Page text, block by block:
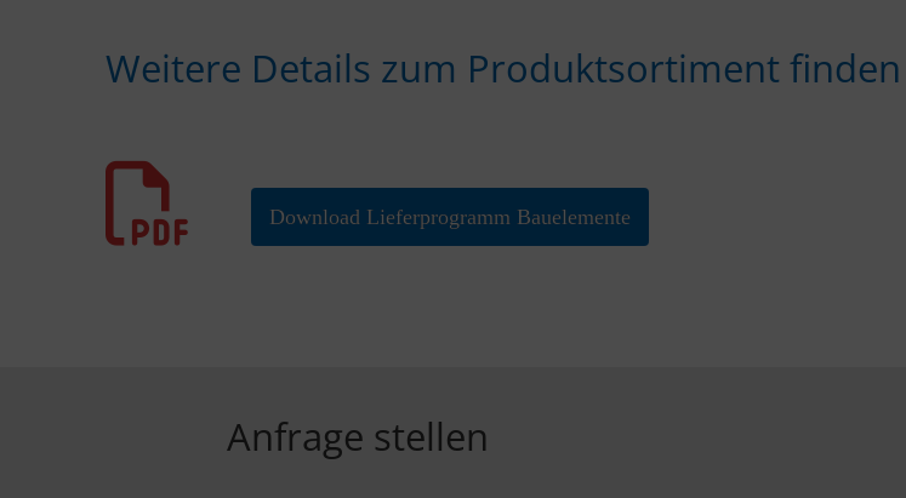
Weitere Details zum Produktsortiment
Download Lieferprogramm Bauelemente
Anfrage stellen